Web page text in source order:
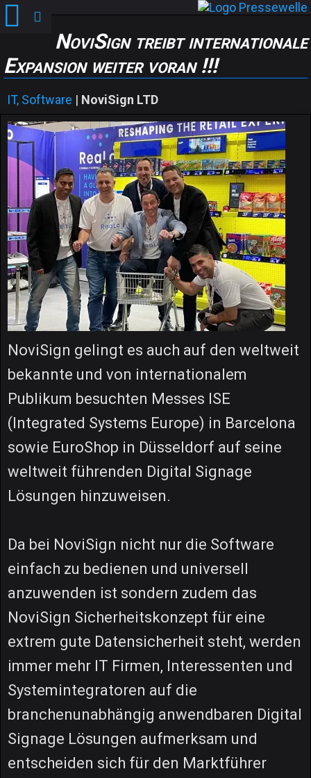
NoviSign treibt internationale
Expansion weiter voran !!!
IT, Software | NoviSign LTD
NoviSign gelingt es auch auf den weltweit
bekannte und von internationalem
Publikum besuchten Messes ISE
(Integrated Systems Europe) in Barcelona
sowie EuroShop in Düsseldorf auf seine
weltweit führenden Digital Signage
Lösungen hinzuweisen.
Da bei NoviSign nicht nur die Software
einfach zu bedienen und universell
anzuwenden ist sondern zudem das
NoviSign Sicherheitskonzept für eine
extrem gute Datensicherheit steht, werden
immer mehr IT Firmen, Interessenten und
Systemintegratoren auf die
branchenunabhängig anwendbaren Digital
Signage Lösungen aufmerksam und
entscheiden sich für den Marktführer